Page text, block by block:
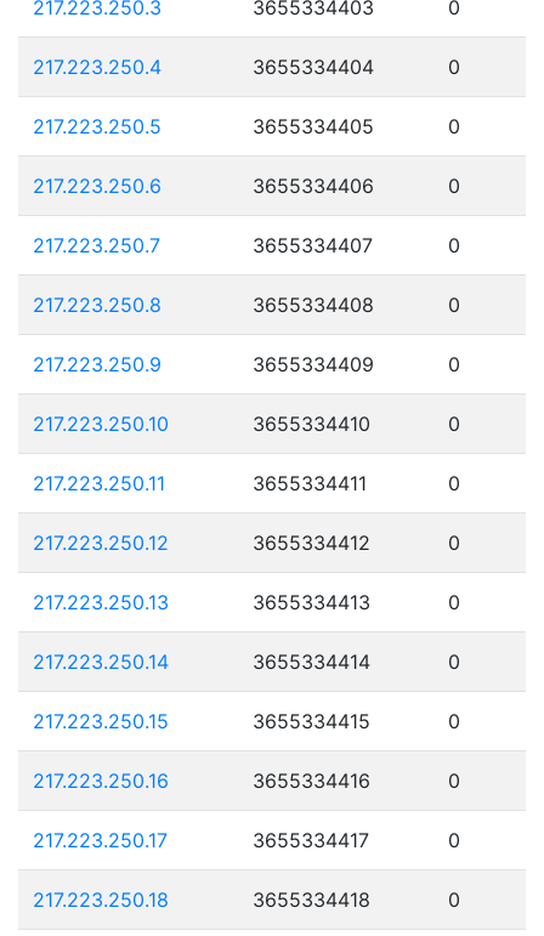
217.223.250.3 3655334403 0
217.223.250.4 3655334404 0
217.223.250.5 3655334405 0
217.223.250.6 3655334406 0
217.223.250.7 3655334407 0
217.223.250.8 3655334408 0
217.223.250.9 3655334409 0
217.223.250.10 3655334410 0
217.223.250.11 3655334411 0
217.223.250.12 3655334412 0
217.223.250.13 3655334413 0
217.223.250.14 3655334414 0
217.223.250.15 3655334415 0
217.223.250.16 3655334416 0
217.223.250.17 3655334417 0
217.223.250.18 3655334418 0